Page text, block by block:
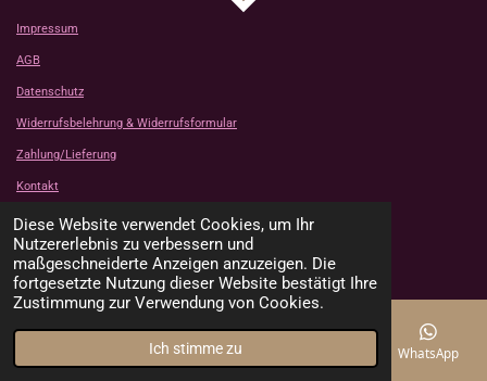
Diese Website verwendet Cookies, um Ihr
Nutzererlebnis zu verbessern und
maßgeschneiderte Anzeigen anzuzeigen. Die
fortgesetzte Nutzung dieser Website bestätigt Ihre
Zustimmung zur Verwendung von Cookies.
Ich stimme zu
Impressum
AGB
Datenschutz
Widerrufsbelehrung & Widerrufsformular
Zahlung/Lieferung
Kontakt
Kundenbewertungen
© 2024 - 2026 Tanjas Stoffe Shop
Mit Unterstützung von Webador
Telefon Karte WhatsApp